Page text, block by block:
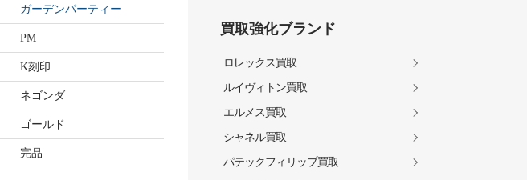
ガーデンパーティー
PM
K刻印
ネゴンダ
ゴールド
完品
買取強化ブランド
ロレックス買取
ルイヴィトン買取
エルメス買取
シャネル買取
パテックフィリップ買取